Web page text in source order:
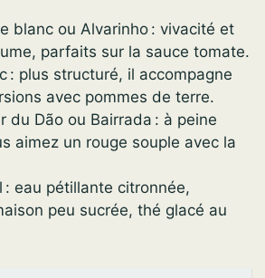
blanc ou Alvarinho : vivacité et
parfaits sur la sauce tomate.
: plus structuré, il accompagne
avec pommes de terre.
du Dão ou Bairrada : à peine
aimez un rouge souple avec la
: eau pétillante citronnée,
peu sucrée, thé glacé au